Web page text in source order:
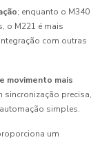
; enquanto o M340
o M221 é mais
com outras
movimento mais
sincronização precisa,
simples.
um